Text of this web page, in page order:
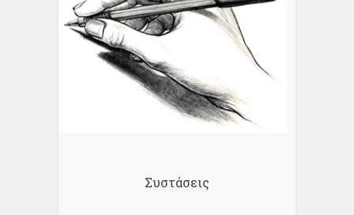
Συστάσεις